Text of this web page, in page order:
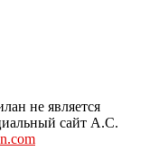
не является
сайт A.C.